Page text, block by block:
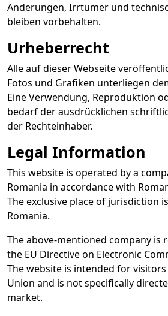
Änderungen, Irrtümer und
bleiben vorbehalten.
Urheberrecht
Alle auf dieser Webseite
Fotos und Grafiken unterliegen
Eine Verwendung, Reproduktion
bedarf der ausdrücklichen
der Rechteinhaber.
Legal Information
This website is operated by a
Romania in accordance with
The exclusive place of jurisdiction
Romania.
The above-mentioned company is
the EU Directive on Electronic
The website is intended for
Union and is not specifically
market.